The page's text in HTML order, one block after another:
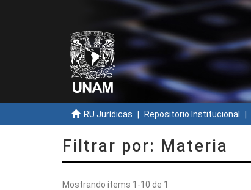
RU Jurídicas Repositorio Institucional
Filtrar por: Materia
Mostrando ítems 1-10 de 1